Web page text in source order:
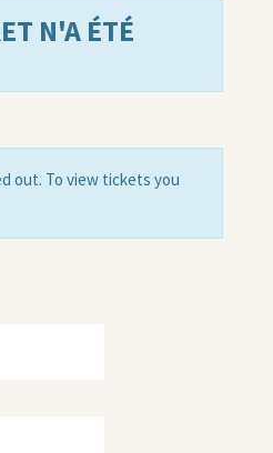
N'A ÉTÉ
out. To view tickets you